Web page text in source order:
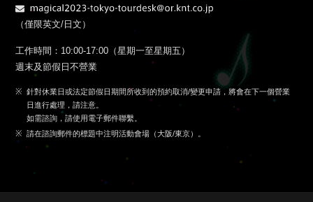
（僅限英文/日文）
工作時間： 10:00-17:00（星期一至星期五）
週末及節假日不營業
針對休業日或法定節假日期間所收到的預約取消/變更申請，將會在下一個營業
日進行處理，請注意。
如需諮詢，請使用電子郵件聯繫。
請在諮詢郵件的標題中注明活動會場（大阪/東京）。